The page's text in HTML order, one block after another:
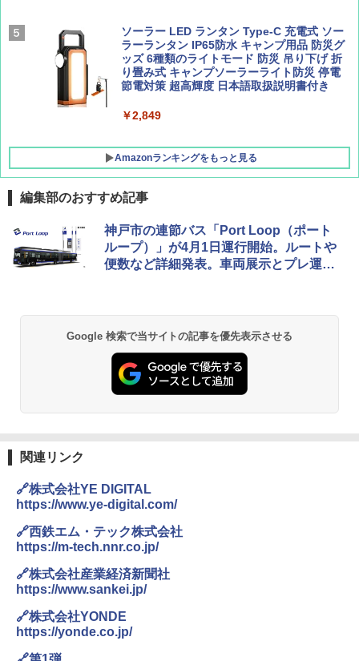
収納 コンパクト 簡単設営 カンガルーテント
ソロキャンプ ソロテント
￥20,718
ソーラー LED ランタン Type-C 充電式 ソー
ラーランタン IP65防水 キャンプ用品 防災グ
ッズ 6種類のライトモード 防災 吊り下げ 折
り畳み式 キャンプソーラーライト防災 停電
節電対策 超高輝度 日本語取扱説明書付き
￥2,849
Amazonランキングをもっと見る
編集部のおすすめ記事
神戸市の連節バス「Port Loop（ポート
ループ）」が4月1日運行開始。ルートや
便数など詳細発表。車両展示とプレ運行
Google 検索で当サイトの記事を優先表示させる
関連リンク
🔗株式会社YE DIGITAL
https://www.ye-digital.com/
🔗西鉄エム・テック株式会社
https://m-tech.nnr.co.jp/
🔗株式会社産業経済新聞社
https://www.sankei.jp/
🔗株式会社YONDE
https://yonde.co.jp/